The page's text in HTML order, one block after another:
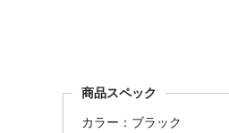
商品スペック
カラー：ブラック